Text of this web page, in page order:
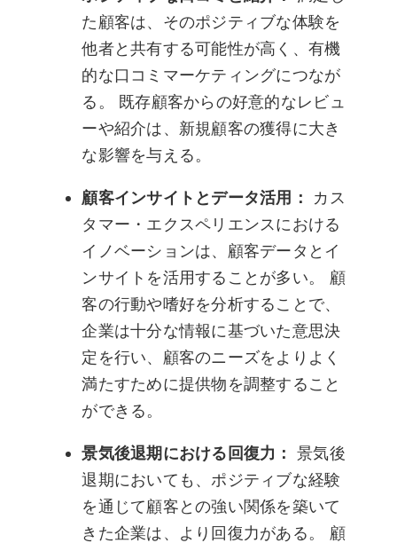
た顧客は、そのポジティブな体験を
他者と共有する可能性が高く、有機
的な口コミマーケティングにつなが
る。 既存顧客からの好意的なレビュ
ーや紹介は、新規顧客の獲得に大き
な影響を与える。
顧客インサイトとデータ活用：
カス
タマー・エクスペリエンスにおける
イノベーションは、顧客データとイ
ンサイトを活用することが多い。 顧
客の行動や嗜好を分析することで、
企業は十分な情報に基づいた意思決
定を行い、顧客のニーズをよりよく
満たすために提供物を調整すること
ができる。
景気後退期における回復力：景気後
退期においても、ポジティブな経験
を通じて顧客との強い関係を築いて
きた企業は、より回復力がある。 顧